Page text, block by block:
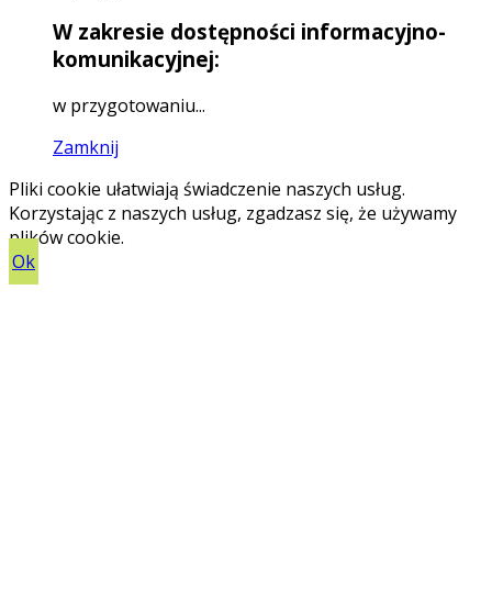
W zakresie dostępności informacyjno-
komunikacyjnej:
w przygotowaniu...
Zamknij
Pliki cookie ułatwiają świadczenie naszych usług.
Korzystając z naszych usług, zgadzasz się, że używamy
plików cookie.
Ok